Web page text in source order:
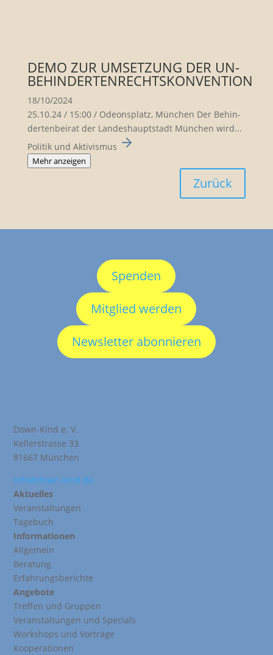
DEMO ZUR UMSETZUNG DER UN-
BEHINDERTENRECHTSKONVENTION
18/10/2024
25.10.24 / 15:00 / Odeons­platz, München Der Behin­
der­ten­beirat der Landes­haupt­stadt München wird...
Politik und Aktivismus
Mehr anzeigen
Zurück
Spenden
Mitglied werden
Newsletter abonnieren
Down-Kind e. V.
Kellerstrasse 33
81667 München
info@down-kind.de
Aktuelles
Veranstaltungen
Tagebuch
Informationen
Allgemein
Beratung
Erfahrungsberichte
Angebote
Treffen und Gruppen
Veranstaltungen und Specials
Workshops und Vorträge
Kooperationen